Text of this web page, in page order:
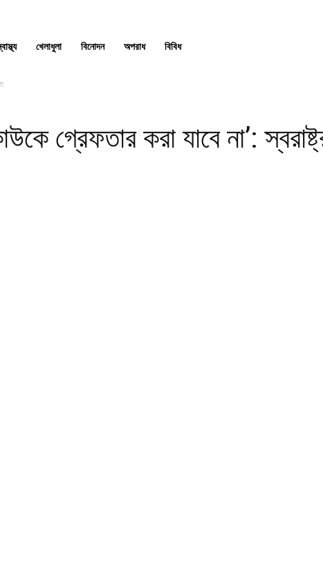
খেলাধুলা বিনোদন অপরাধ বিবিধ
গ্রেফতার করা যাবে না’: